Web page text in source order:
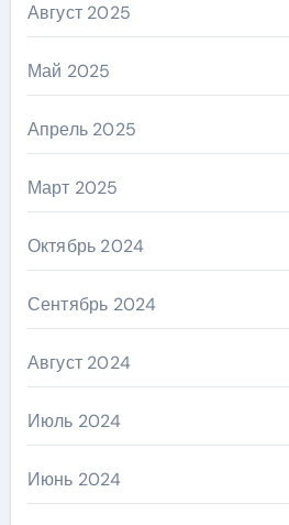
Август 2025
Май 2025
Апрель 2025
Март 2025
Октябрь 2024
Сентябрь 2024
Август 2024
Июль 2024
Июнь 2024